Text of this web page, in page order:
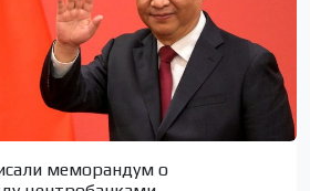
меморандум о